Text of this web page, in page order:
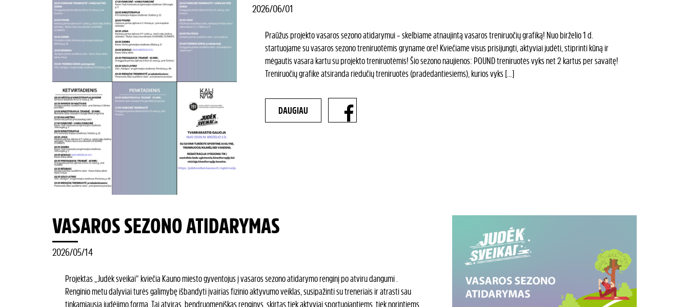
2026/06/01
Praūžus projekto vasaros sezono atidarymui – skelbiame atnaujintą vasaros treniruočių grafiką! Nuo birželio 1 d.
startuojame su vasaros sezono treniruotėmis gryname ore! Kviečiame visus prisijungti, aktyviai judėti, stiprinti kūną ir
mėgautis vasara kartu su projekto treniruotėmis! Šio sezono naujienos: POUND treniruotės vyks net 2 kartus per savaitę!
Treniruočių grafike atsiranda riedučių treniruotės (pradedantiesiems), kurios vyks […]
DAUGIAU
VASAROS SEZONO ATIDARYMAS
2026/05/14
Projektas „Judėk sveikai“ kviečia Kauno miesto gyventojus į vasaros sezono atidarymo renginį po atviru dangumi .
Renginio metu dalyviai turės galimybę išbandyti įvairias fizinio aktyvumo veiklas, susipažinti su treneriais ir atrasti sau
tinkamiausią judėjimo formą. Tai atviras, bendruomeniškas renginys, skirtas tiek aktyviai sportuojantiems, tiek norintiems